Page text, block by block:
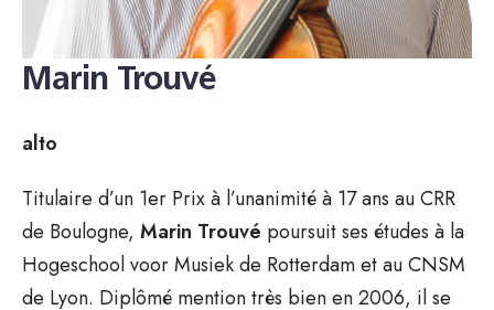
Marin Trouvé
alto
Titulaire d’un 1er Prix à l’unanimité à 17 ans au CRR
de Boulogne, Marin Trouvé poursuit ses études à la
Hogeschool voor Musiek de Rotterdam et au CNSM
de Lyon. Diplômé mention très bien en 2006, il se